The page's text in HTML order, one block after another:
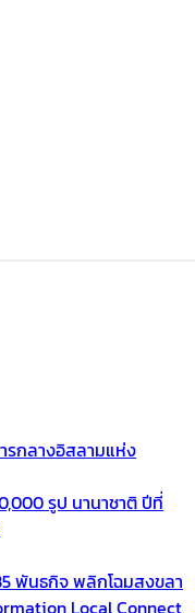
รกลางอิสลามแห่ง
รูป นานาชาติ ปีที่
พันธกิจ พลิกโฉมสงขลา